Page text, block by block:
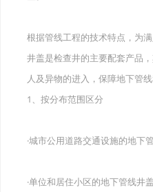
根据管线工程的技术特点，为
井盖是检查井的主要配套产品
人及异物的进入，保障地下管线
1、按分布范围区分
·城市公用道路交通设施的地下
·单位和居住小区的地下管线井盖